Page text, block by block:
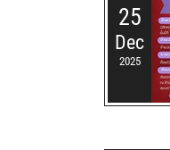
25
Dec
2025